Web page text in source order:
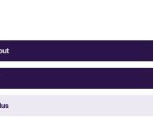
conforme